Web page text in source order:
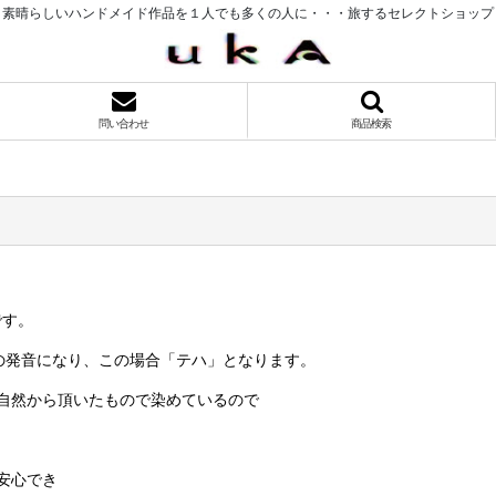
素晴らしいハンドメイド作品を１人でも多くの人に・・・旅するセレクトショップ
問い合わせ 商品検索
。
音になり、この場合「テハ」となります。
然から頂いたもので染めているので
心でき